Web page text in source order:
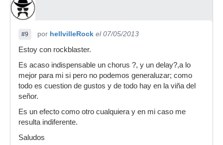
#9 por hellvilleRock el 07/05/2013
Estoy con rockblaster.
Es acaso indispensable un chorus ?, y un delay?,a lo
mejor para mi si pero no podemos generaluzar; como
todo es cuestion de gustos y de todo hay en la viña del
señor.
Es un efecto como otro cualquiera y en mi caso me
resulta indiferente.
Saludos